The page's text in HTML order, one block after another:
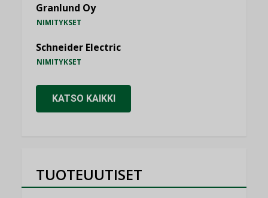
Granlund Oy
NIMITYKSET
Schneider Electric
NIMITYKSET
KATSO KAIKKI
TUOTEUUTISET